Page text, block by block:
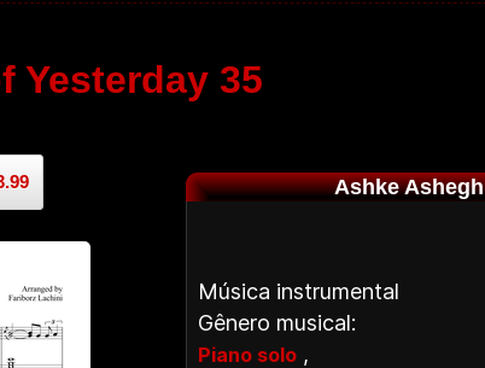
Yesterday 35
Ashke Ashegh
Música instrumental
Gênero musical:
Piano solo ,